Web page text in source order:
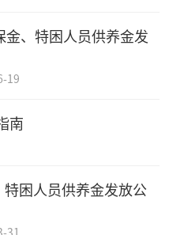
、特困人员供养金发
19
南
困人员供养金发放公
31